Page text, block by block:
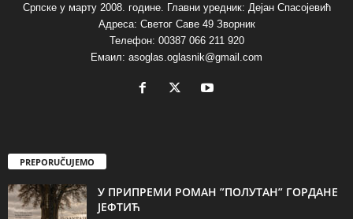
Српске у марту 2008. године. Главни уредник: Дејан Спасојевић
Адреса: Светог Саве 49 Зворник
Телефон: 00387 066 211 920
Емаил: asoglas.oglasnik@gmail.com
PREPORUČUJEMO
У ПРИПРЕМИ РОМАН ”ПОЛУТАН” ГОРДАНЕ
ЈЕФТИЋ